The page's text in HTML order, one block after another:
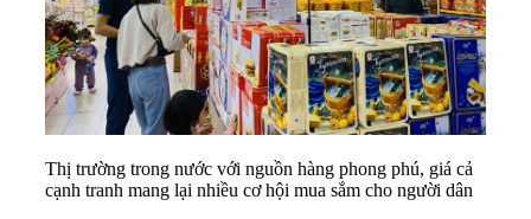
Thị trường trong nước với nguồn hàng phong phú, giá cả
cạnh tranh mang lại nhiều cơ hội mua sắm cho người dân